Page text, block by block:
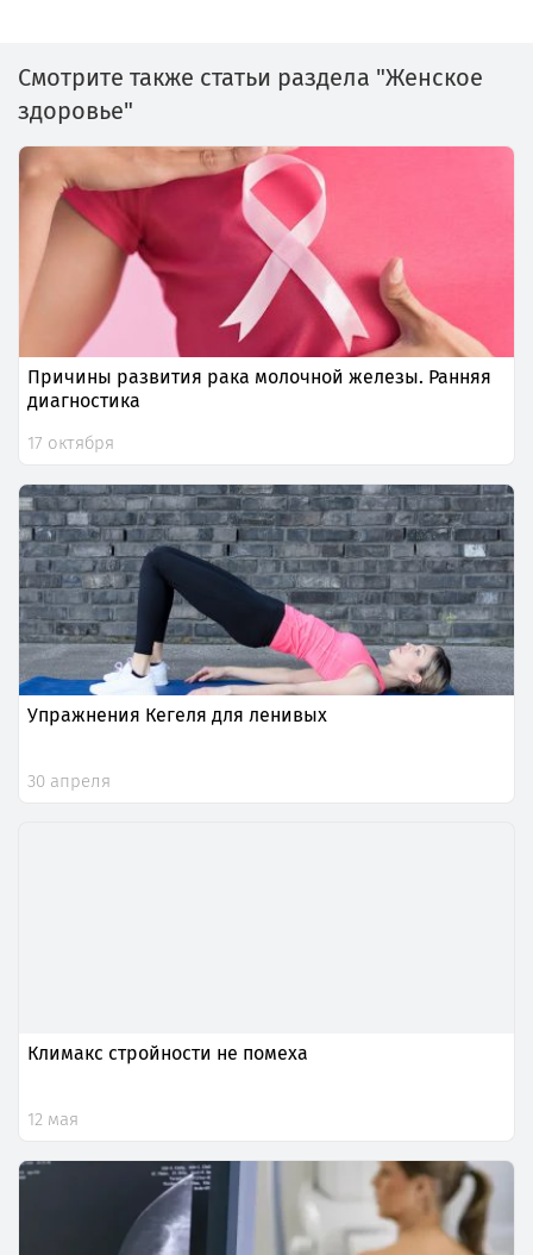
Смотрите также статьи раздела "Женское
здоровье"
Причины развития рака молочной железы. Ранняя
диагностика
17 октября
Упражнения Кегеля для ленивых
30 апреля
Климакс стройности не помеха
12 мая